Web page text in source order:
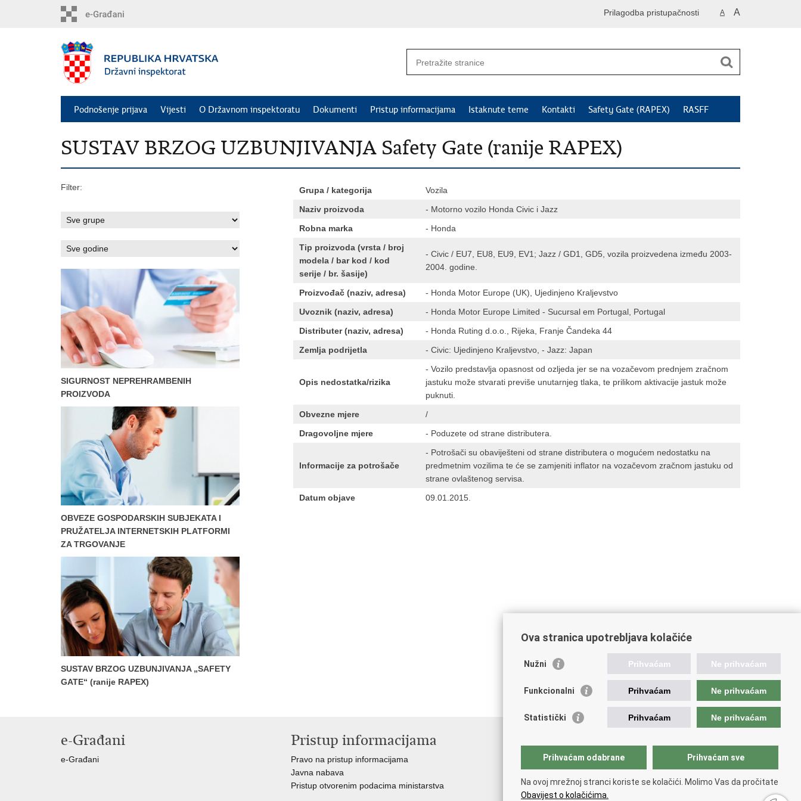
A A
Prilagodba pristupačnosti
Podnošenje prijava Vijesti O Državnom inspektoratu Dokumenti Pristup informacijama Istaknute teme Kontakti Safety Gate (RAPEX) RASFF
SUSTAV BRZOG UZBUNJIVANJA Safety Gate (ranije RAPEX)
Filter:
SIGURNOST NEPREHRAMBENIH
PROIZVODA
OBVEZE GOSPODARSKIH SUBJEKATA I
PRUŽATELJA INTERNETSKIH PLATFORMI
ZA TRGOVANJE
SUSTAV BRZOG UZBUNJIVANJA „SAFETY
GATE“ (ranije RAPEX)
Grupa / kategorija
Vozila
Naziv proizvoda
- Motorno vozilo Honda Civic i Jazz
Robna marka
- Honda
Tip proizvoda (vrsta / broj
modela / bar kod / kod
serije / br. šasije)
- Civic / EU7, EU8, EU9, EV1; Jazz / GD1, GD5, vozila proizvedena između 2003-
2004. godine.
Proizvođač (naziv, adresa)
- Honda Motor Europe (UK), Ujedinjeno Kraljevstvo
Uvoznik (naziv, adresa)
- Honda Motor Europe Limited - Sucursal em Portugal, Portugal
Distributer (naziv, adresa)
- Honda Ruting d.o.o., Rijeka, Franje Čandeka 44
Zemlja podrijetla
- Civic: Ujedinjeno Kraljevstvo, - Jazz: Japan
Opis nedostatka/rizika
- Vozilo predstavlja opasnost od ozljeda jer se na vozačevom prednjem zračnom
jastuku može stvarati previše unutarnjeg tlaka, te prilikom aktivacije jastuk može
puknuti.
Obvezne mjere
/
Dragovoljne mjere
- Poduzete od strane distributera.
Informacije za potrošače
- Potrošači su obaviješteni od strane distributera o mogućem nedostatku na
predmetnim vozilima te će se zamjeniti inflator na vozačevom zračnom jastuku od
strane ovlaštenog servisa.
Datum objave
09.01.2015.
e-Građani
e-Građani
Pristup informacijama
Pravo na pristup informacijama
Javna nabava
Pristup otvorenim podacima ministarstva
Vlada RH
Pučka pravobraniteljica
Državna škola za javnu upravu
Ova stranica upotrebljava kolačiće
Nužni Prihvaćam Ne prihvaćam
Funkcionalni Prihvaćam Ne prihvaćam
Statistički Prihvaćam Ne prihvaćam
Prihvaćam odabrane Prihvaćam sve
Na ovoj mrežnoj stranci koriste se kolačići. Molimo Vas da pročitate
Obavijest o kolačićima.